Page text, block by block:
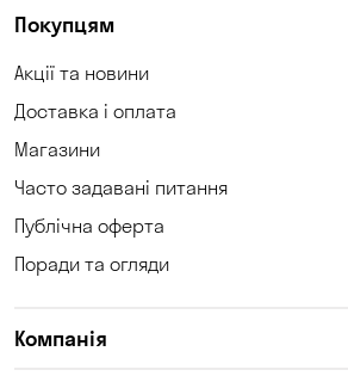
Корсунці
Коцюбинське
Крюківщина
Покупцям
Акції та новини
Доставка і оплата
Магазини
Часто задавані питання
Публічна оферта
Поради та огляди
Компанія